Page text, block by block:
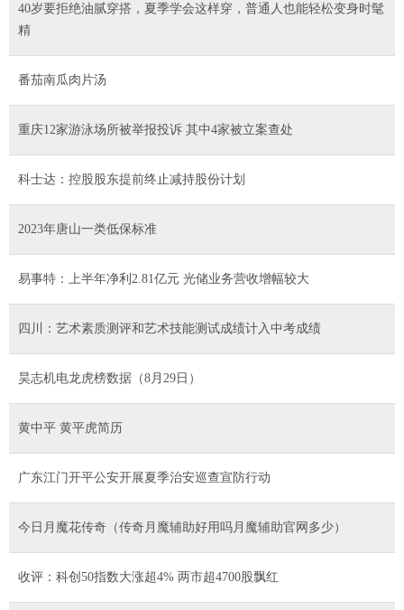
40岁要拒绝油腻穿搭，夏季学会这样穿，普通人也能轻松变身时髦
精
番茄南瓜肉片汤
重庆12家游泳场所被举报投诉 其中4家被立案查处
科士达：控股股东提前终止减持股份计划
2023年唐山一类低保标准
易事特：上半年净利2.81亿元 光储业务营收增幅较大
四川：艺术素质测评和艺术技能测试成绩计入中考成绩
昊志机电龙虎榜数据（8月29日）
黄中平 黄平虎简历
广东江门开平公安开展夏季治安巡查宣防行动
今日月魔花传奇（传奇月魔辅助好用吗月魔辅助官网多少）
收评：科创50指数大涨超4% 两市超4700股飘红